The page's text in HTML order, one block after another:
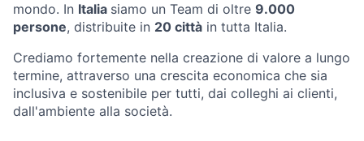
mondo. In Italia siamo un Team di oltre 9.000
persone, distribuite in 20 città in tutta Italia.
Crediamo fortemente nella creazione di valore a lungo
termine, attraverso una crescita economica che sia
inclusiva e sostenibile per tutti, dai colleghi ai clienti,
dall'ambiente alla società.